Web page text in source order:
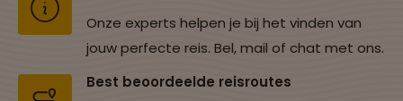
Onze experts helpen je bij het vinden van
jouw perfecte reis. Bel, mail of chat met ons.
Best beoordeelde reisroutes